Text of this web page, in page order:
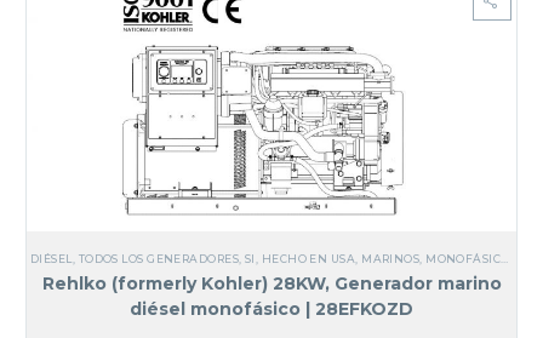
DIÉSEL TODOS LOS GENERADORES SI, HECHO EN USA MARINOS MONOFÁSICO
Rehlko (formerly Kohler) 28KW, Generador marino
diésel monofásico | 28EFKOZD